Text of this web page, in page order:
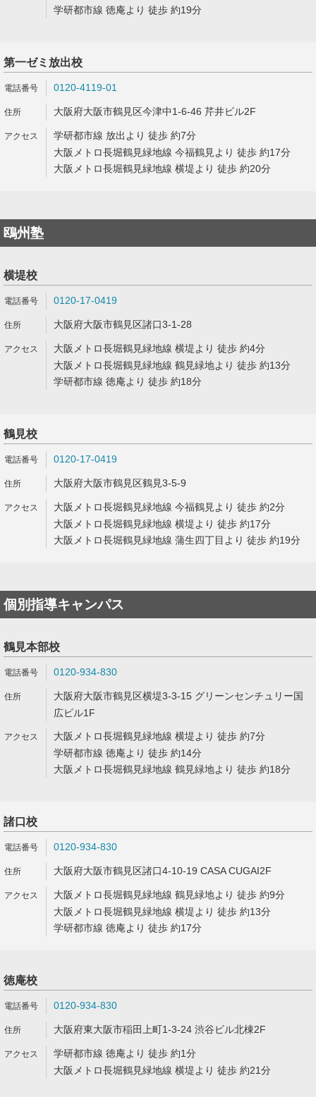
学研都市線 徳庵より 徒歩 約19分
第一ゼミ放出校
0120-4119-01
大阪府大阪市鶴見区今津中1-6-46 芹井ビル2F
学研都市線 放出より 徒歩 約7分
大阪メトロ長堀鶴見緑地線 今福鶴見より 徒歩 約17分
大阪メトロ長堀鶴見緑地線 横堤より 徒歩 約20分
鴎州塾
横堤校
0120-17-0419
大阪府大阪市鶴見区諸口3-1-28
大阪メトロ長堀鶴見緑地線 横堤より 徒歩 約4分
大阪メトロ長堀鶴見緑地線 鶴見緑地より 徒歩 約13分
学研都市線 徳庵より 徒歩 約18分
鶴見校
0120-17-0419
大阪府大阪市鶴見区鶴見3-5-9
大阪メトロ長堀鶴見緑地線 今福鶴見より 徒歩 約2分
大阪メトロ長堀鶴見緑地線 横堤より 徒歩 約17分
大阪メトロ長堀鶴見緑地線 蒲生四丁目より 徒歩 約19分
個別指導キャンパス
鶴見本部校
0120-934-830
大阪府大阪市鶴見区横堤3-3-15 グリーンセンチュリー国
広ビル1F
大阪メトロ長堀鶴見緑地線 横堤より 徒歩 約7分
学研都市線 徳庵より 徒歩 約14分
大阪メトロ長堀鶴見緑地線 鶴見緑地より 徒歩 約18分
諸口校
0120-934-830
大阪府大阪市鶴見区諸口4-10-19 CASA CUGAI2F
大阪メトロ長堀鶴見緑地線 鶴見緑地より 徒歩 約9分
大阪メトロ長堀鶴見緑地線 横堤より 徒歩 約13分
学研都市線 徳庵より 徒歩 約17分
徳庵校
0120-934-830
大阪府東大阪市稲田上町1-3-24 渋谷ビル北棟2F
学研都市線 徳庵より 徒歩 約1分
大阪メトロ長堀鶴見緑地線 横堤より 徒歩 約21分